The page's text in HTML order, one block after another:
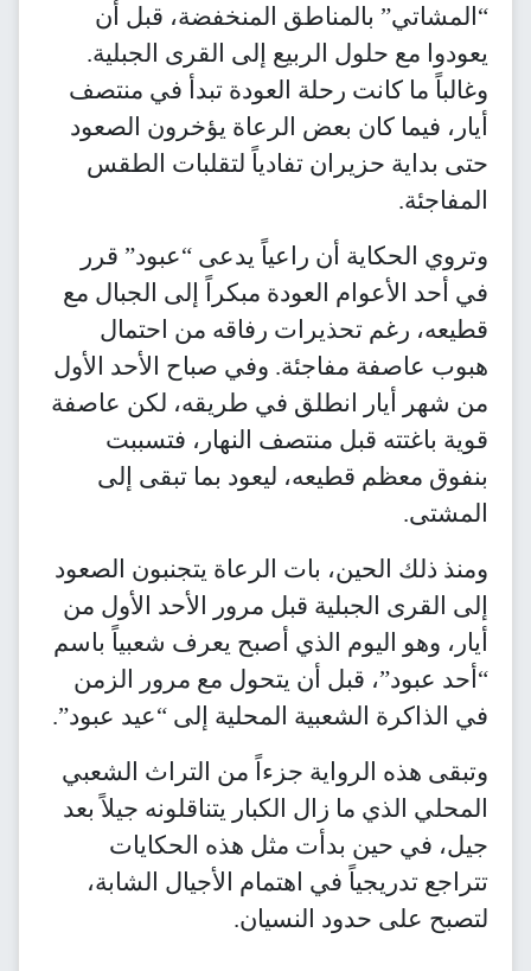
“المشاتي” بالمناطق المنخفضة، قبل أن
يعودوا مع حلول الربيع إلى القرى الجبلية.
وغالباً ما كانت رحلة العودة تبدأ في منتصف
أيار، فيما كان بعض الرعاة يؤخرون الصعود
حتى بداية حزيران تفادياً لتقلبات الطقس
المفاجئة.
وتروي الحكاية أن راعياً يدعى “عبود” قرر
في أحد الأعوام العودة مبكراً إلى الجبال مع
قطيعه، رغم تحذيرات رفاقه من احتمال
هبوب عاصفة مفاجئة. وفي صباح الأحد الأول
من شهر أيار انطلق في طريقه، لكن عاصفة
قوية باغتته قبل منتصف النهار، فتسببت
بنفوق معظم قطيعه، ليعود بما تبقى إلى
المشتى.
ومنذ ذلك الحين، بات الرعاة يتجنبون الصعود
إلى القرى الجبلية قبل مرور الأحد الأول من
أيار، وهو اليوم الذي أصبح يعرف شعبياً باسم
“أحد عبود”، قبل أن يتحول مع مرور الزمن
في الذاكرة الشعبية المحلية إلى “عيد عبود”.
وتبقى هذه الرواية جزءاً من التراث الشعبي
المحلي الذي ما زال الكبار يتناقلونه جيلاً بعد
جيل، في حين بدأت مثل هذه الحكايات
تتراجع تدريجياً في اهتمام الأجيال الشابة،
لتصبح على حدود النسيان.